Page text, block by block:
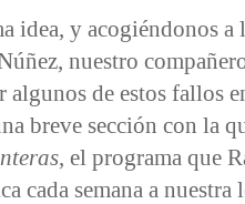
idea, y acogiéndonos a
nuestro
de estos fallos
breve sección con la
, el programa que
cada semana a nuestra